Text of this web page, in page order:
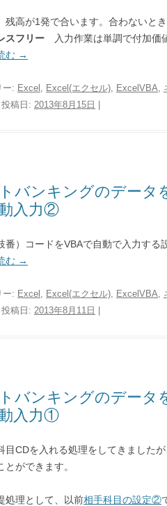
残高が1発で合います。合わないと
スフリー 入力作業は単調で付加価
む →
ー: Excel , Excel(エクセル), ExcelVBA,
投稿日: 2013年8月15日
バンキングのデータ
入力②
番）コードをVBAで自動で入力する
む →
ー: Excel , Excel(エクセル), ExcelVBA,
投稿日: 2013年8月11日
バンキングのデータ
入力①
目CDを入れる処理をしてきました
とができます。
処理として、以前相手科目の設定②